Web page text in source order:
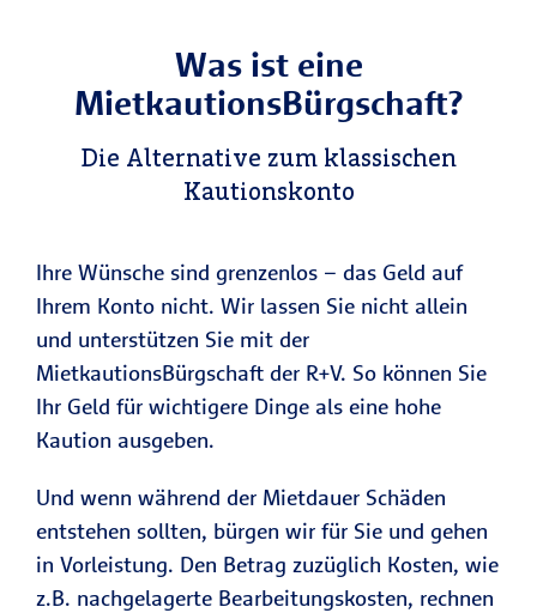
Was ist eine
MietkautionsBürgschaft?
Die Alternative zum klassischen
Kautionskonto
Ihre Wünsche sind grenzenlos – das Geld auf
Ihrem Konto nicht. Wir lassen Sie nicht allein
und unterstützen Sie mit der
MietkautionsBürgschaft der R+V. So können Sie
Ihr Geld für wichtigere Dinge als eine hohe
Kaution ausgeben.
Und wenn während der Mietdauer Schäden
entstehen sollten, bürgen wir für Sie und gehen
in Vorleistung. Den Betrag zuzüglich Kosten, wie
z.B. nachgelagerte Bearbeitungskosten, rechnen